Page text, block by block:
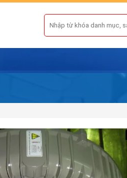
Tìm
kiếm: